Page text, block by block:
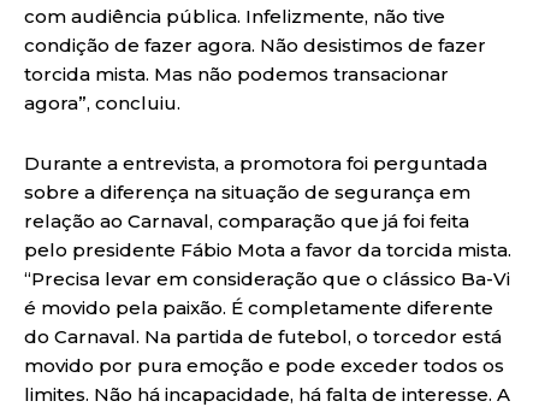
com audiência pública. Infelizmente, não tive
condição de fazer agora. Não desistimos de fazer
torcida mista. Mas não podemos transacionar
agora”, concluiu.
Durante a entrevista, a promotora foi perguntada
sobre a diferença na situação de segurança em
relação ao Carnaval, comparação que já foi feita
pelo presidente Fábio Mota a favor da torcida mista.
“Precisa levar em consideração que o clássico Ba-Vi
é movido pela paixão. É completamente diferente
do Carnaval. Na partida de futebol, o torcedor está
movido por pura emoção e pode exceder todos os
limites. Não há incapacidade, há falta de interesse. A